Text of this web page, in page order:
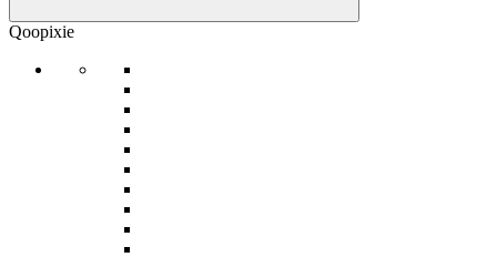
Qoopixie